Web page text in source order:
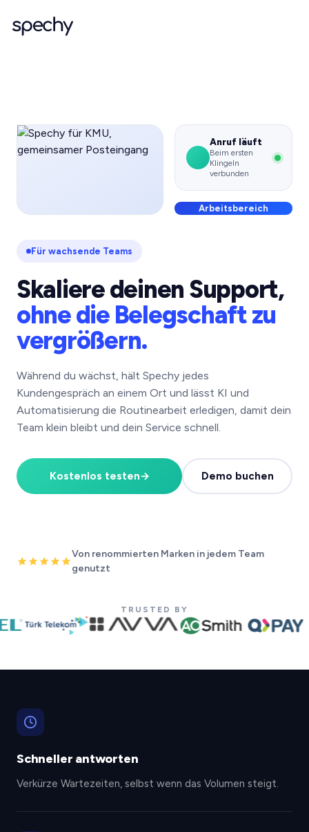
Für wachsende Teams
Skaliere deinen Support,
ohne die Belegschaft zu
vergrößern.
Während du wächst, hält Spechy jedes
Kundengespräch an einem Ort und lässt KI und
Automatisierung die Routinearbeit erledigen, damit dein
Team klein bleibt und dein Service schnell.
Kostenlos testen→ Demo buchen
Anruf läuft
Beim ersten
Klingeln
verbunden
Arbeitsbereich
Von renommierten Marken in jedem Team
genutzt
TRUSTED BY
Schneller antworten
Verkürze Wartezeiten, selbst wenn das Volumen steigt.